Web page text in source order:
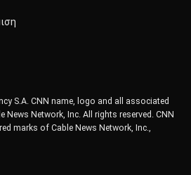
S.A. CNN name, logo and all associated
Network, Inc. All rights reserved. CNN
marks of Cable News Network, Inc.,